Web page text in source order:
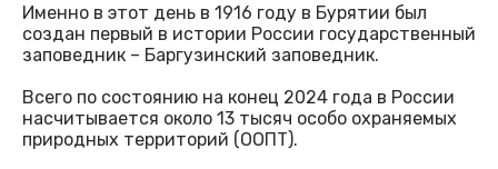
Именно в этот день в 1916 году в Бурятии был
создан первый в истории России государственный
заповедник – Баргузинский заповедник.
Всего по состоянию на конец 2024 года в России
насчитывается около 13 тысяч особо охраняемых
природных территорий (ООПТ).